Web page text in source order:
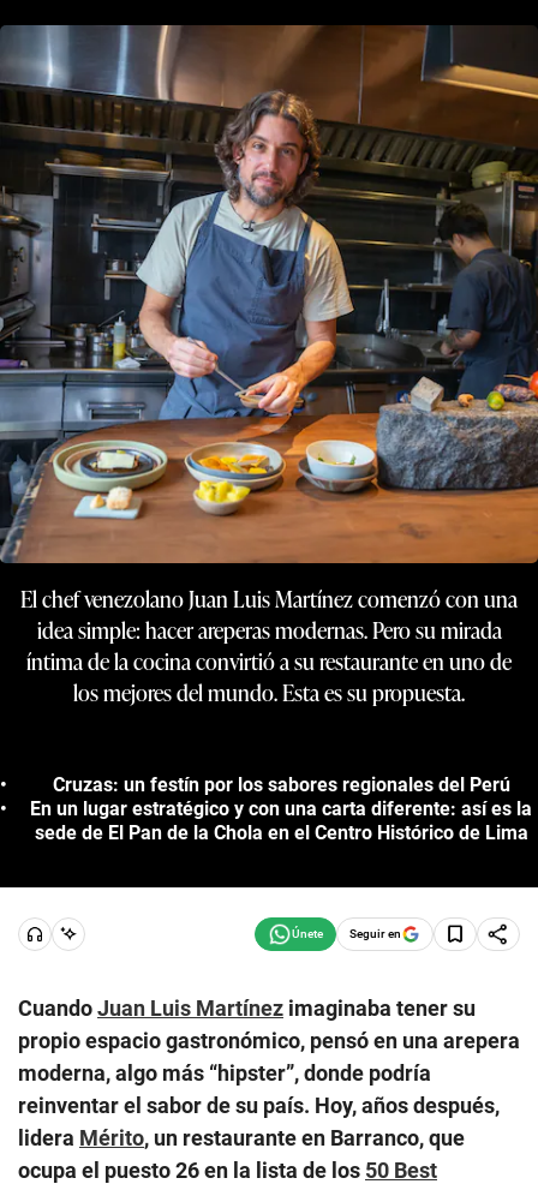
El chef venezolano Juan Luis Martínez comenzó con una
idea simple: hacer areperas modernas. Pero su mirada
íntima de la cocina convirtió a su restaurante en uno de
los mejores del mundo. Esta es su propuesta.
Cruzas: un festín por los sabores regionales del Perú
En un lugar estratégico y con una carta diferente: así es la
sede de El Pan de la Chola en el Centro Histórico de Lima
Seguir en
CuandoJuan Luis Martínez imaginaba tener su
propio espacio gastronómico, pensó en una arepera
moderna, algo más “hipster”, donde podría
reinventar el sabor de su país. Hoy, años después,
lidera Mérito, un restaurante en Barranco, que
ocupa el puesto 26 en la lista de los 50 Best